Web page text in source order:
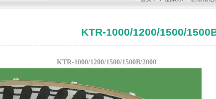
KTR-1000/1200/1500/
KTR-1000/1200/1500/1500B/2000